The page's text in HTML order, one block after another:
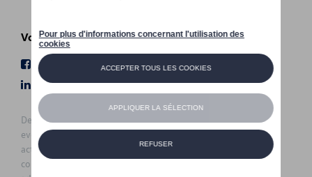
Volg Ons
Facebook
Youtube
LinkedIn
Instagram
De prijzen op deze site zijn adviesprijzen (incl. btw), exclusief
eventuele installatiekosten. Voor meer informatie over de
actuele verkoopprijs en de eventuele installatiekosten kunt u
contact opnemen met uw concessiehouder / agent. De